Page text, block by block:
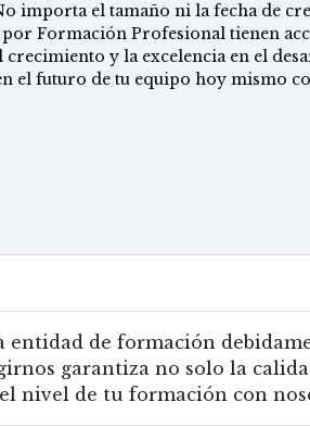
importa el tamaño ni la fecha de
por Formación Profesional tienen
y la excelencia en el
el futuro de tu equipo hoy mismo
entidad de formación
garantiza no solo la
nivel de tu formación con